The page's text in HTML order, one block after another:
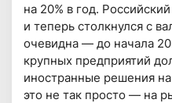
на 20% в год.
и теперь столкнулся с
очевидна — до начала
крупных предприятий
иностранные решения
это не так просто — на